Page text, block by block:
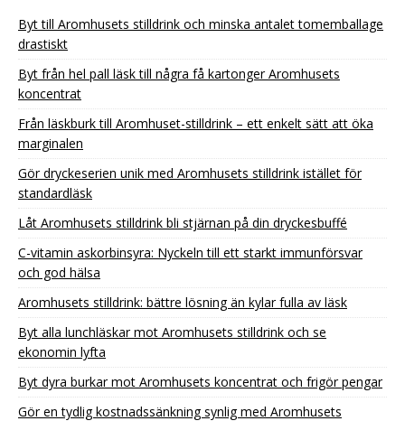
Byt till Aromhusets stilldrink och minska antalet tomemballage
drastiskt
Byt från hel pall läsk till några få kartonger Aromhusets
koncentrat
Från läskburk till Aromhuset-stilldrink – ett enkelt sätt att öka
marginalen
Gör dryckeserien unik med Aromhusets stilldrink istället för
standardläsk
Låt Aromhusets stilldrink bli stjärnan på din dryckesbuffé
C-vitamin askorbinsyra: Nyckeln till ett starkt immunförsvar
och god hälsa
Aromhusets stilldrink: bättre lösning än kylar fulla av läsk
Byt alla lunchläskar mot Aromhusets stilldrink och se
ekonomin lyfta
Byt dyra burkar mot Aromhusets koncentrat och frigör pengar
Gör en tydlig kostnadssänkning synlig med Aromhusets